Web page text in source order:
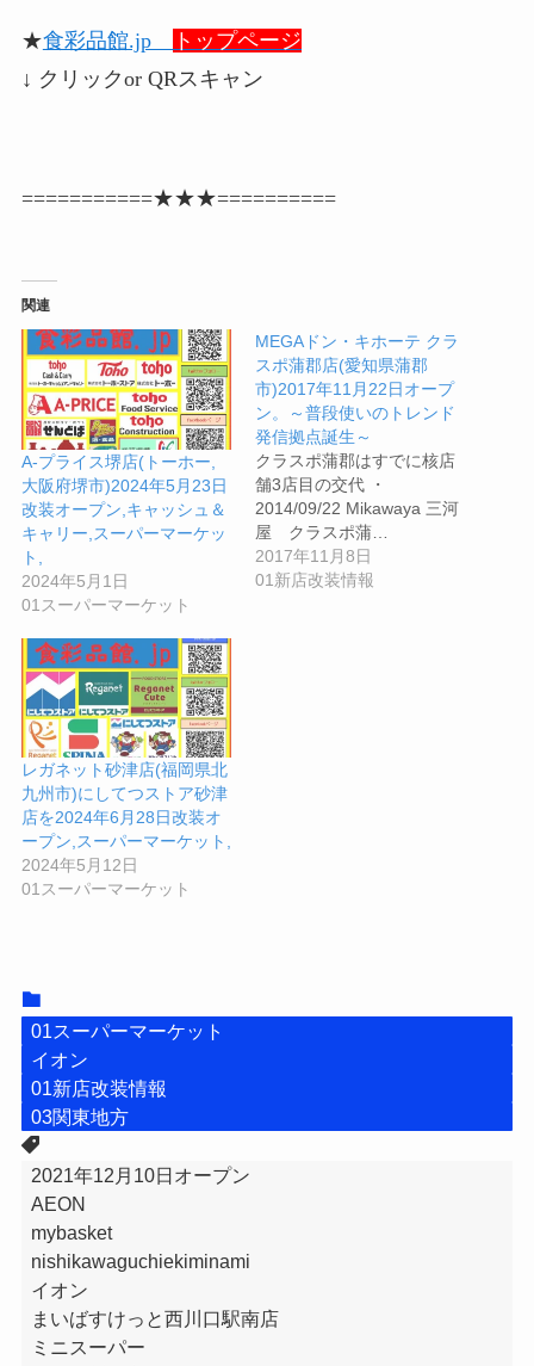
★食彩品館.jp
トップページ
↓ クリックor QRスキャン
===========★★★==========
関連
A-プライス堺店(トーホー,
大阪府堺市)2024年5月23日
改装オープン,キャッシュ＆
キャリー,スーパーマーケッ
ト,
2024年5月1日
01スーパーマーケット
MEGAドン・キホーテ クラ
スポ蒲郡店(愛知県蒲郡
市)2017年11月22日オープ
ン。～普段使いのトレンド
発信拠点誕生～
クラスポ蒲郡はすでに核店
舗3店目の交代 ・
2014/09/22 Mikawaya 三河
屋 クラスポ蒲…
2017年11月8日
01新店改装情報
レガネット砂津店(福岡県北
九州市)にしてつストア砂津
店を2024年6月28日改装オ
ープン,スーパーマーケット,
2024年5月12日
01スーパーマーケット
01スーパーマーケット
イオン
01新店改装情報
03関東地方
2021年12月10日オープン
AEON
mybasket
nishikawaguchiekiminami
イオン
まいばすけっと西川口駅南店
ミニスーパー